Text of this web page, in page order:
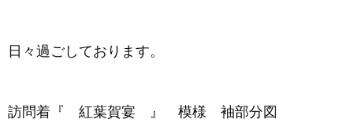
日々過ごしております。
訪問着『 紅葉賀宴 』 模様 袖部分図